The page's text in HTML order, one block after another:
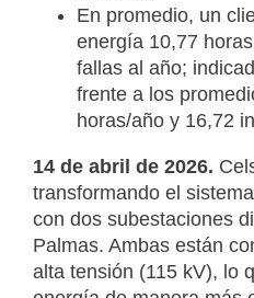
En promedio, un
energía 10,77
fallas al año;
frente a los
horas/año y 16,72
14 de abril de 2026.
transformando el
con dos subestaciones
Palmas. Ambas están
alta tensión (115 kV), lo